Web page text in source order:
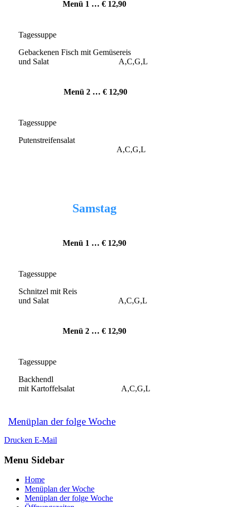
Menü 1 … € 12,90
Tagessuppe
Gebackenen Fisch mit Gemüsereis
und Salat A,C,G,L
Menü 2 … € 12,90
Tagessuppe
Putenstreifensalat
A,C,G,L
Samstag
Menü 1 … € 12,90
Tagessuppe
Schnitzel mit Reis
und Salat A,C,G,L
Menü 2 … € 12,90
Tagessuppe
Backhendl
mit Kartoffelsalat A,C,G,L
Menüplan der folge Woche
Drucken E-Mail
Menu Sidebar
Home
Menüplan der Woche
Menüplan der folge Woche